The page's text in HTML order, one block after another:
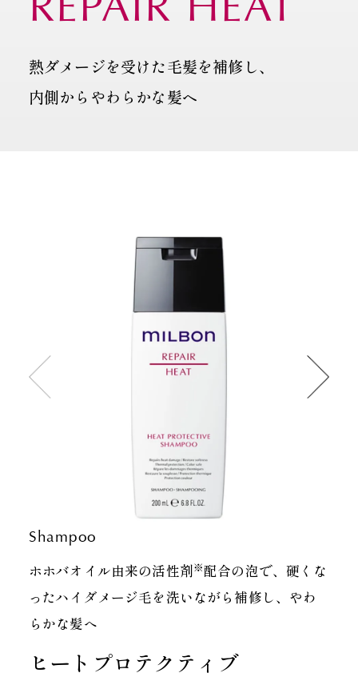
REPAIR HEAT
熱ダメージを受けた毛髪を補修し、
内側からやわらかな髪ヘ
Shampoo
ホホバオイル由来の活性剤※配合の泡で、硬くな
ったハイダメージ毛を洗いながら補修し、やわ
らかな髪へ
ヒートプロテクティブ